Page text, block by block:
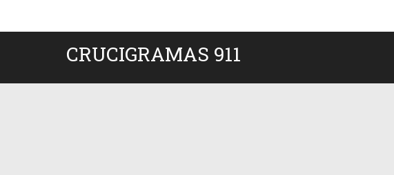
CRUCIGRAMAS 911